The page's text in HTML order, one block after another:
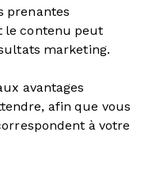
prenantes
le contenu peut
marketing.
avantages
afin que vous
à votre